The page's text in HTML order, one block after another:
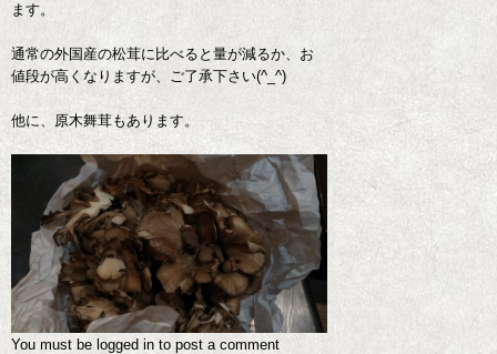
ます。
通常の外国産の松茸に比べると量が減るか、お
値段が高くなりますが、ご了承下さい(^_^)
他に、原木舞茸もあります。
You must be logged in to post a comment